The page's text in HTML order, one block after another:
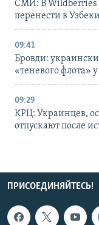
СМИ: В Wildberries
перенести в
09:41
Бровди:
«теневого флота»
09:29
КРЦ: Украинцев,
отпускают после
ПРИСОЕДИНЯЙТЕСЬ!